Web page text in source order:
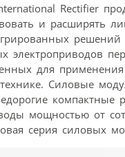
Rectifier
и расширять
решений
электроприводов
для
Силовые
компактные
мощностью от
серия силовых